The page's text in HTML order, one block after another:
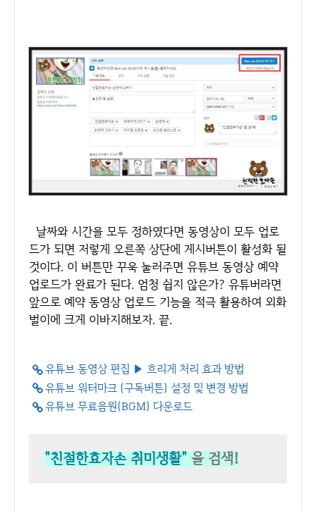
날짜와 시간을 모두 정하였다면 동영상이 모두 업로
드가 되면 저렇게 오른쪽 상단에 게시버튼이 활성화 될
것이다. 이 버튼만 꾸욱 눌러주면 유튜브 동영상 예약
업로드가 완료가 된다. 엄청 쉽지 않은가? 유튜버라면
앞으로 예약 동영상 업로드 기능을 적극 활용하여 외화
벌이에 크게 이바지해보자. 끝.
유튜브 동영상 편집 ▶ 흐리게 처리 효과 방법
유튜브 워터마크 (구독버튼) 설정 및 변경 방법
유튜브 무료음원(BGM) 다운로드
"친절한효자손 취미생활" 을 검색!